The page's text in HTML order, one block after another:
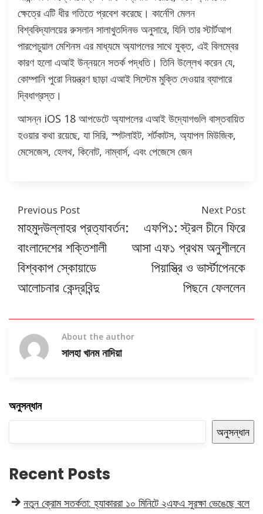
ক্ষেত্রে এটি ধীর গতিতে প্রবেশ করেছে। কার্নেগি মেলন
বিশ্ববিদ্যালয়ের রুসলান সালাখুতদিনভ অনুসারে, যিনি তার স্টার্টআপ
পারপেচুয়াল মেশিনস এর মাধ্যমে অ্যাপলের সাথে যুক্ত, এই বিলম্বের
কারণ হলো এআই উন্নয়নে সতর্ক পদ্ধতি। তিনি উল্লেখ করেন যে,
কোম্পানি পুরো নিয়ন্ত্রণ ছাড়া এআই সিস্টেম মুক্তি দেওয়ার ব্যাপারে
দ্বিধাগ্রস্ত।
আসন্ন iOS 18 আপডেটে অ্যাপলের এআই উদ্যোগগুলি বাস্তবায়িত
হওয়ার কথা রয়েছে, যা সিরি, স্পটলাইট, শর্টকাটস, অ্যাপল মিউজিক,
মেসেজেস, হেলথ, কিনোট, নাম্বার্স, এবং পেজেসে জেন
Previous Post
মাহমুদউল্লাহর প্রত্যাবর্তন:
বাংলাদেশের শক্তিশালী
বিশ্বকাপ স্কোয়াডে
আলোচনার কেন্দ্রবিন্দু
Next Post
এফপি১: স্ট্রল চীনে ফিরে
আসা এফ১ প্রথম অনুশীলনে
পিয়াস্ত্রি ও ভার্স্টাপেনকে
পিছনে ফেললেন
About the author
সালহা খানম নাদিয়া
অনুসন্ধান
অনুসন্ধান
Recent Posts
নতুন ক্রোম সতর্কতা: হ্যাকাররা ১০ মিনিটে ২এফএ সুরক্ষা ভেঙেছে বলে